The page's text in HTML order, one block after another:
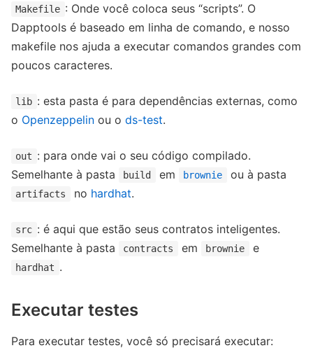
Makefile : Onde você coloca seus “scripts”. O
Dapptools é baseado em linha de comando, e nosso
makefile nos ajuda a executar comandos grandes com
poucos caracteres.
lib : esta pasta é para dependências externas, como
o Openzeppelin ou o ds-test.
out : para onde vai o seu código compilado.
Semelhante à pasta
build em brownie ou à pasta
artifacts no hardhat.
src : é aqui que estão seus contratos inteligentes.
Semelhante à pasta
contracts em brownie e
hardhat .
Executar testes
Para executar testes, você só precisará executar: